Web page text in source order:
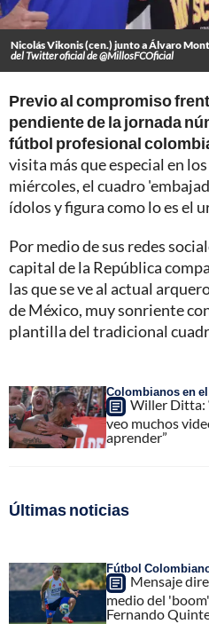
Nicolás Vikonis (cen.) junto a Álvaro
del Twitter oficial de @MillosFCOficial
Previo al compromiso
pendiente de la jornada
fútbol profesional
visita más que especial en
miércoles, el cuadro
ídolos y figura como lo es el
Por medio de sus redes
capital de la República
las que se ve al actual
de México, muy sonriente
plantilla del tradicional
Colombianos en
Willer Ditta:
veo muchos
aprender”
Últimas noticias
Fútbol
Mensaje
medio del
Fernando